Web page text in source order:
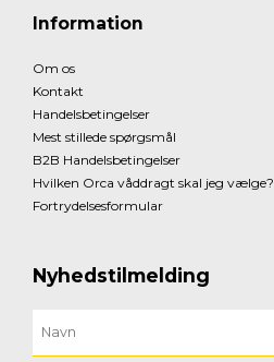
Information
Om os
Kontakt
Handelsbetingelser
Mest stillede spørgsmål
B2B Handelsbetingelser
Hvilken Orca våddragt skal jeg vælge?
Fortrydelsesformular
Nyhedstilmelding